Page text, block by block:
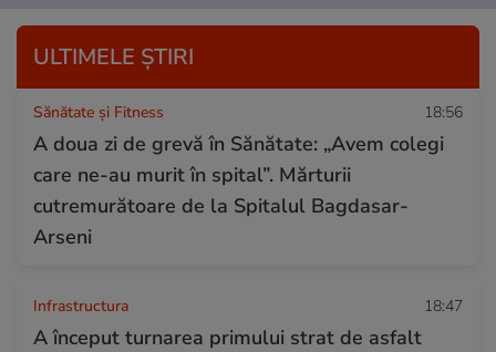
ULTIMELE ȘTIRI
Sănătate și Fitness 18:56
A doua zi de grevă în Sănătate: „Avem colegi
care ne-au murit în spital”. Mărturii
cutremurătoare de la Spitalul Bagdasar-
Arseni
Infrastructura 18:47
A început turnarea primului strat de asfalt